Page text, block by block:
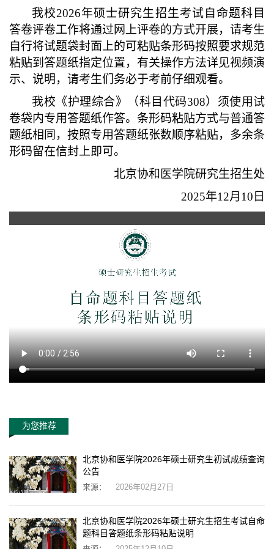
我校2026年硕士研究生招生考试自命题科目
答卷评卷工作将通过网上评卷的方式开展，请考生
自行将试题袋封面上的可粘贴条形码按照要求规范
粘贴到答题纸指定位置，有关操作方法详见视频演
示、说明，请考生们务必于考前仔细观看。
我校《护理综合》（科目代码308）须使用试
卷袋内专用答题纸作答。条形码粘贴方式与普通答
题纸相同，按照专用答题纸张数顺序粘贴，多余条
形码留在信封上即可。
北京协和医学院研究生招生处
2025年12月 10 日
为您推荐
北京协和医学院2026年硕士研究生初试成绩查询
公告
来源： 2026年02月27日
北京协和医学院2026年硕士研究生招生考试自命
题科目答题纸条形码粘贴说明